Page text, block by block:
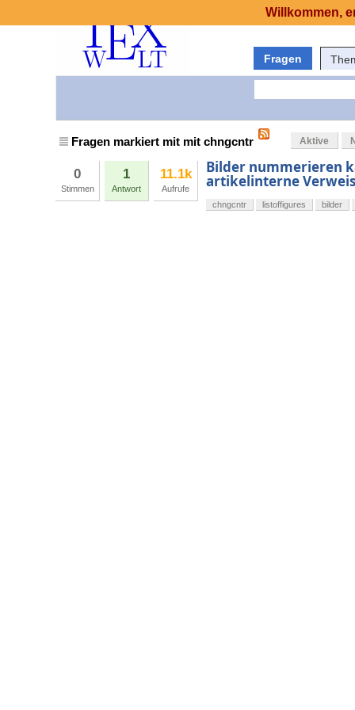
Fragen
Fragen markiert mit mit chngcntr Aktive
0
Stimmen
1
Antwort
11.1k
Aufrufe
Bilder nummerieren
artikelinterne
chngcntr listoffigures bilder
Willkommen,